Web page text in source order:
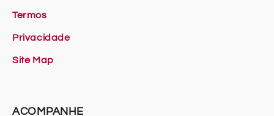
Termos
Privacidade
Site Map
ACOMPANHE